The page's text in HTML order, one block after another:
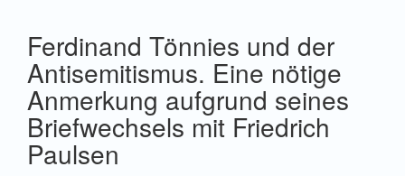
Ferdinand Tönnies und der
Antisemitismus. Eine nötige
Anmerkung aufgrund seines
Briefwechsels mit Friedrich
Paulsen